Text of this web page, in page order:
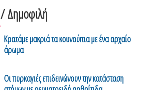
/ Δημοφιλή
Κρατάμε μακριά τα κουνούπια με ένα αρχαίο
άρωμα
Οι πυρκαγιές επιδεινώνουν την κατάσταση